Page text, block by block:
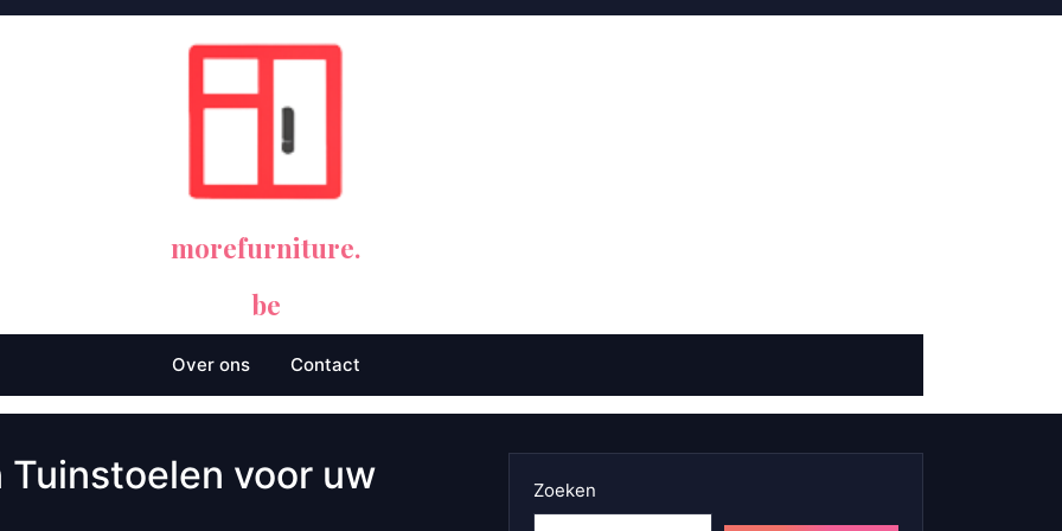
morefurniture.
be
Over ons Contact
voor uw
Zoeken